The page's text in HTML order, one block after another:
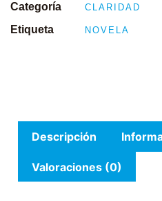
Categoría CLARIDAD
Etiqueta NOVELA
Descripción
Valoraciones (0)